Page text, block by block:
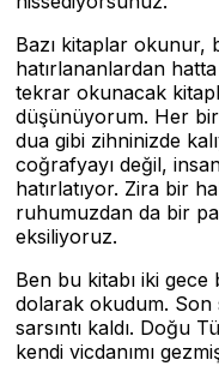
Bazı kitaplar okunur,
hatırlananlardan
tekrar okunacak
düşünüyorum. Her
dua gibi zihninizde
coğrafyayı değil,
hatırlatıyor. Zira bir
ruhumuzdan da bir
eksiliyoruz.
Ben bu kitabı iki
dolarak okudum. Son
sarsıntı kaldı. Doğu
kendi vicdanımı